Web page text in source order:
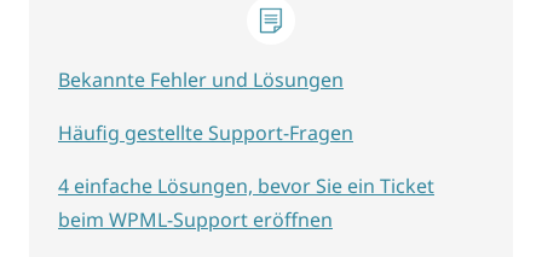
Bekannte Fehler und Lösungen
Häufig gestellte Support-Fragen
4 einfache Lösungen, bevor Sie ein Ticket
beim WPML-Support eröffnen